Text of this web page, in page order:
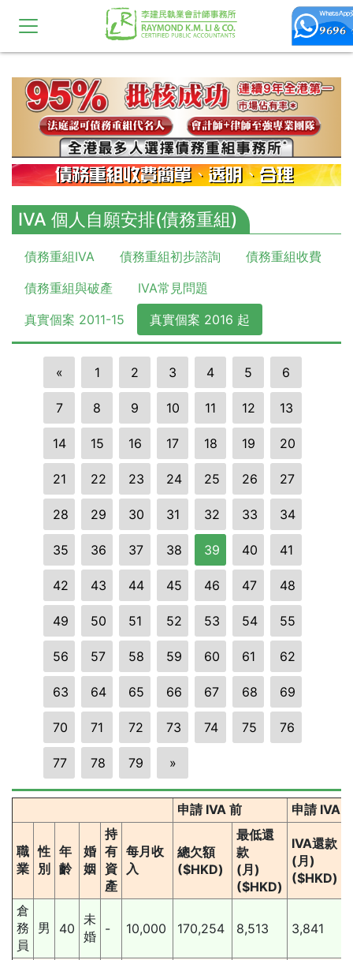
10,11,12,13,14,15,16,17,18,19,20
IVA 個人自願安排(債務重組)
債務重組IVA 債務重組初步諮詢
債務重組收費
債務重組與破產
IVA常見問題
真實個案 2011-15
真實個案 2016 起
« 1 2 3 4 5 6
7 8 9 10 11 12 13
14 15 16 17 18 19 20
21 22 23 24 25 26 27
28 29 30 31 32 33 34
35 36 37 38 39 40 41
42 43 44 45 46 47 48
49 50 51 52 53 54 55
56 57 58 59 60 61 62
63 64 65 66 67 68 69
70 71 72 73 74 75 76
77 78 79 »
申請 IVA 前 申請 IVA
職
業
性
別
年
齡
婚
姻
持
有
資
產
每月收
入
總欠額
($HKD)
最低還
款
(月)
($HKD)
IVA還款
(月)
($HKD)
倉
務
員
男 40
未
婚
- 10,000 170,254 8,513 3,841